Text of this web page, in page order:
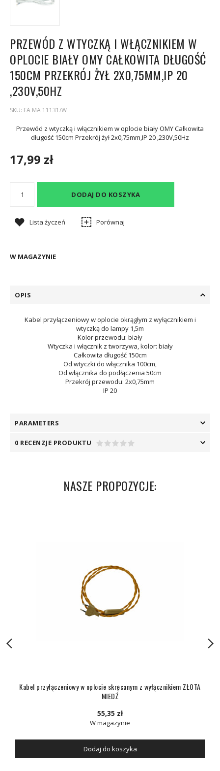
PRZEWÓD Z WTYCZKĄ I WŁĄCZNIKIEM W
OPLOCIE BIAŁY OMY CAŁKOWITA DŁUGOŚĆ
150CM PRZEKRÓJ ŻYŁ 2X0,75MM,IP 20
,230V,50HZ
SKU: FA MA 11131/W
Przewód z wtyczką i włącznikiem w oplocie biały OMY Całkowita
długość 150cm Przekrój żył 2x0,75mm,IP 20 ,230V,50Hz
17,99 zł
DODAJ DO KOSZYKA
Lista życzeń Porównaj
W MAGAZYNIE
OPIS
Kabel przyłączeniowy w oplocie okrągłym z wyłącznikiem i
wtyczką do lampy 1,5m
Kolor przewodu: biały
Wtyczka i włącznik z tworzywa, kolor: biały
Całkowita długość 150cm
Od wtyczki do włącznika 100cm,
Od włącznika do podłączenia 50cm
Przekrój przewodu: 2x0,75mm
IP 20
PARAMETERS
0 RECENZJE PRODUKTU
NASZE PROPOZYCJE:
Kabel przyłączeniowy w oplocie skręcanym z wyłącznikiem ZŁOTA
MIEDŹ
55,35 zł
W magazynie
Dodaj do koszyka